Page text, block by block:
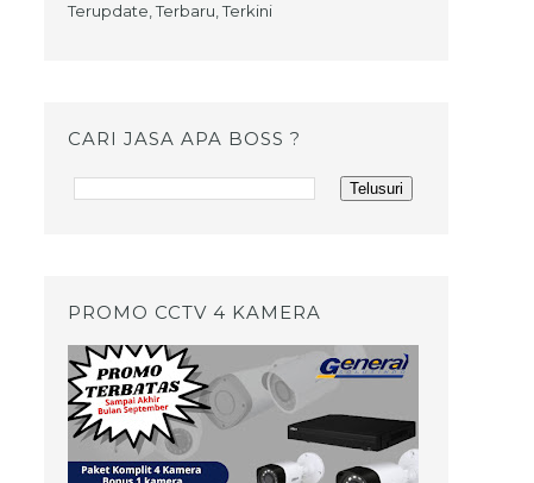
Terupdate, Terbaru, Terkini
CARI JASA APA BOSS ?
PROMO CCTV 4 KAMERA